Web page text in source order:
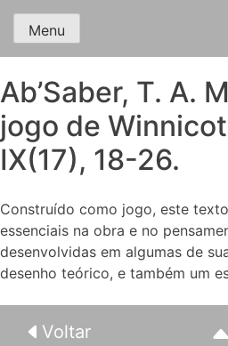
Menu
Ab’Saber, T. A.
jogo de
IX(17), 18-26.
Construído como jogo, este
essenciais na obra e no
desenvolvidas em algumas de
desenho teórico, e também um
Voltar